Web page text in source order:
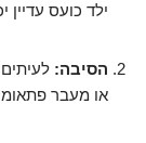
ילד כועס
הסיבה:
או מעבר